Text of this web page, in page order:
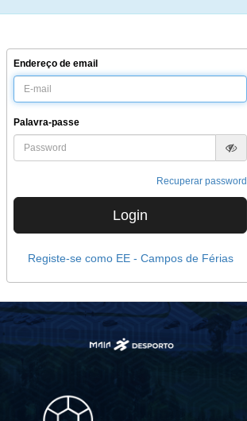
Endereço de email
Palavra-passe
Recuperar password
Login
Registe-se como EE - Campos de Férias